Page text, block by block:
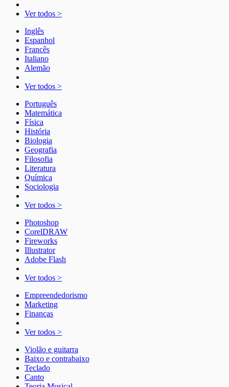
Ver todos >
Inglês
Espanhol
Francês
Italiano
Alemão
Ver todos >
Português
Matemática
Física
História
Biologia
Geografia
Filosofia
Literatura
Química
Sociologia
Ver todos >
Photoshop
CorelDRAW
Fireworks
Illustrator
Adobe Flash
Ver todos >
Empreendedorismo
Marketing
Finanças
Ver todos >
Violão e guitarra
Baixo e contrabaixo
Teclado
Canto